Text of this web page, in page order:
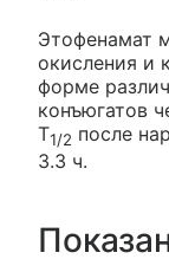
Этофенамат
окисления и
форме
конъюгатов
T1/2 после
3.3 ч.